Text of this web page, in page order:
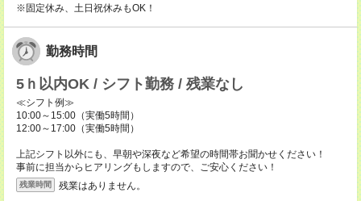
※固定休み、土日祝休みもOK！
勤務時間
5ｈ以内OK / シフト勤務 / 残業なし
≪シフト例≫
10:00～15:00（実働5時間）
12:00～17:00（実働5時間）
上記シフト以外にも、早朝や深夜など希望の時間帯お聞かせください！
事前に担当からヒアリングもしますので、ご安心ください！
残業時間 残業はありません。